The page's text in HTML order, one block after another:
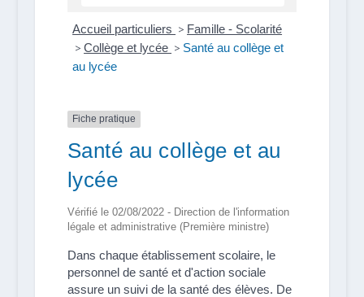
Accueil particuliers > Famille - Scolarité
> Collège et lycée > Santé au collège et
au lycée
Fiche pratique
Santé au collège et au
lycée
Vérifié le 02/08/2022 - Direction de l'information
légale et administrative (Première ministre)
Dans chaque établissement scolaire, le
personnel de santé et d'action sociale
assure un suivi de la santé des élèves. De